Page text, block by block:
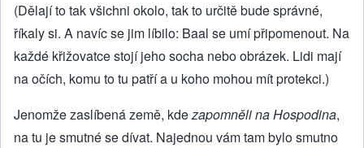
(Dělají to tak všichni okolo, tak to určitě bude správné,
říkaly si. A navíc se jim líbilo: Baal se umí připomenout. Na
každé křižovatce stojí jeho socha nebo obrázek. Lidi mají
na očích, komu to tu patří a u koho mohou mít protekci.)
Jenomže zaslíbená země, kdezapomněli na Hospodina,
na tu je smutné se dívat. Najednou vám tam bylo smutno